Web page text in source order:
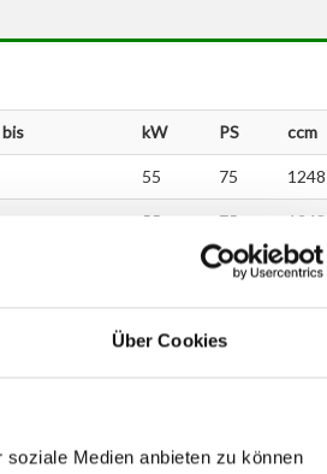
Über Cookies
Medien anbieten zu können
bis kW PS ccm
55 75 1248
55 75 1248
75 1248
55 75 1248
55 75